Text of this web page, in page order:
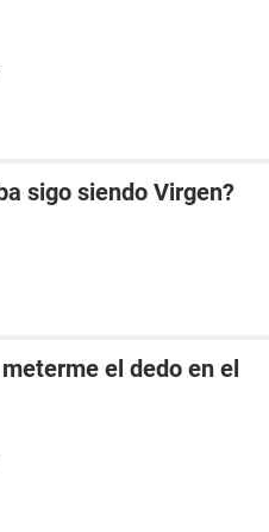
sigo siendo Virgen?
el dedo en el